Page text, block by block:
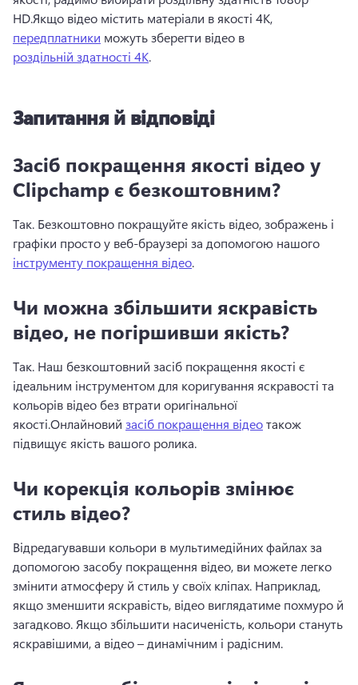
HD.Якщо відео містить матеріали в якості 4K,
передплатники можуть зберегти відео в
роздільній здатності 4K.
Запитання й відповіді
Засіб покращення якості відео у
Clipchamp є безкоштовним?
Так. Безкоштовно покращуйте якість відео, зображень і
графіки просто у веб-браузері за допомогою нашого
інструменту покращення відео.
Чи можна збільшити яскравість
відео, не погіршивши якість?
Так. Наш безкоштовний засіб покращення якості є
ідеальним інструментом для коригування яскравості та
кольорів відео без втрати оригінальної
якості.Онлайновий засіб покращення відео також
підвищує якість вашого ролика.
Чи корекція кольорів змінює
стиль відео?
Відредагувавши кольори в мультимедійних файлах за
допомогою засобу покращення відео, ви можете легко
змінити атмосферу й стиль у своїх кліпах. Наприклад,
якщо зменшити яскравість, відео виглядатиме похмуро й
загадково. Якщо збільшити насиченість, кольори стануть
яскравішими, а відео – динамічним і радісним.